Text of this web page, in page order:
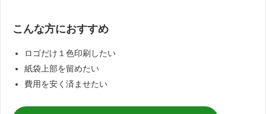
こんな方におすすめ
ロゴだけ１色印刷したい
紙袋上部を留めたい
費用を安く済ませたい